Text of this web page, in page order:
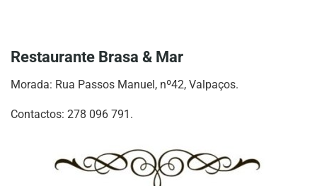
Restaurante Brasa & Mar
Morada: Rua Passos Manuel, nº42, Valpaços.
Contactos: 278 096 791.